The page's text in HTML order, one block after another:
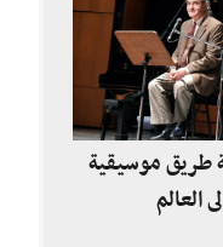
طريق موسيقية
العالم